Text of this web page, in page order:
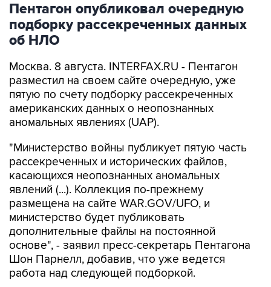
Пентагон опубликовал очередную
подборку рассекреченных данных
об НЛО
Москва. 8 августа. INTERFAX.RU - Пентагон
разместил на своем сайте очередную, уже
пятую по счету подборку рассекреченных
американских данных о неопознанных
аномальных явлениях (UAP).
"Министерство войны публикует пятую часть
рассекреченных и исторических файлов,
касающихся неопознанных аномальных
явлений (...). Коллекция по-прежнему
размещена на сайте WAR.GOV/UFO, и
министерство будет публиковать
дополнительные файлы на постоянной
основе", - заявил пресс-секретарь Пентагона
Шон Парнелл, добавив, что уже ведется
работа над следующей подборкой.